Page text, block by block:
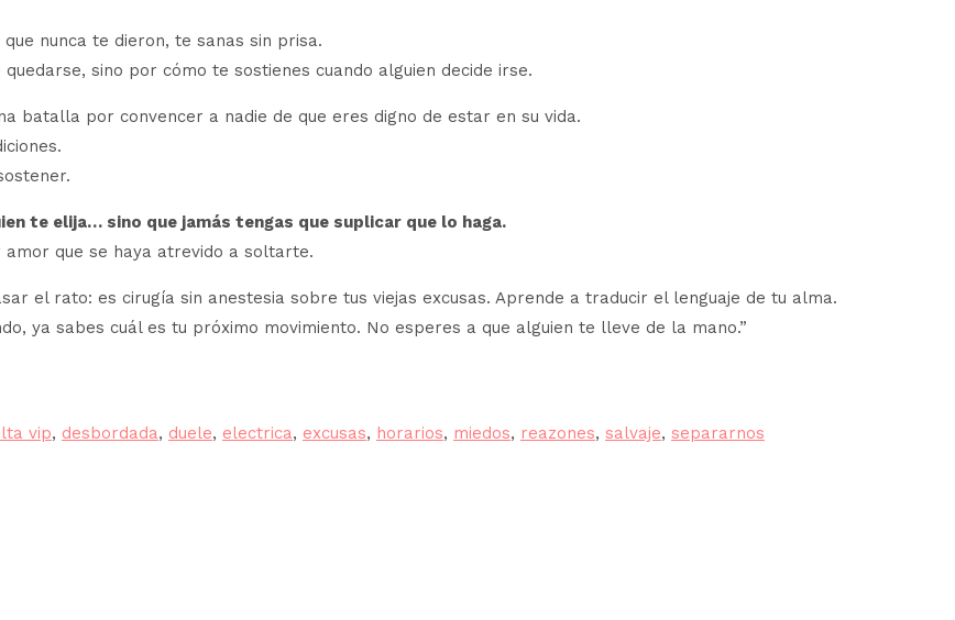
nunca te dieron, te sanas sin prisa.
sino por cómo te sostienes cuando alguien decide irse.
batalla por convencer a nadie de que eres digno de estar en su vida.
te elija… sino que jamás tengas que suplicar que lo haga.
amor que se haya atrevido a soltarte.
el rato: es cirugía sin anestesia sobre tus viejas excusas. Aprende a traducir el lenguaje de tu alma.
ya sabes cuál es tu próximo movimiento. No esperes a que alguien te lleve de la mano.”
vip, desbordada, duele, electrica, excusas, horarios, miedos, reazones, salvaje, separarnos